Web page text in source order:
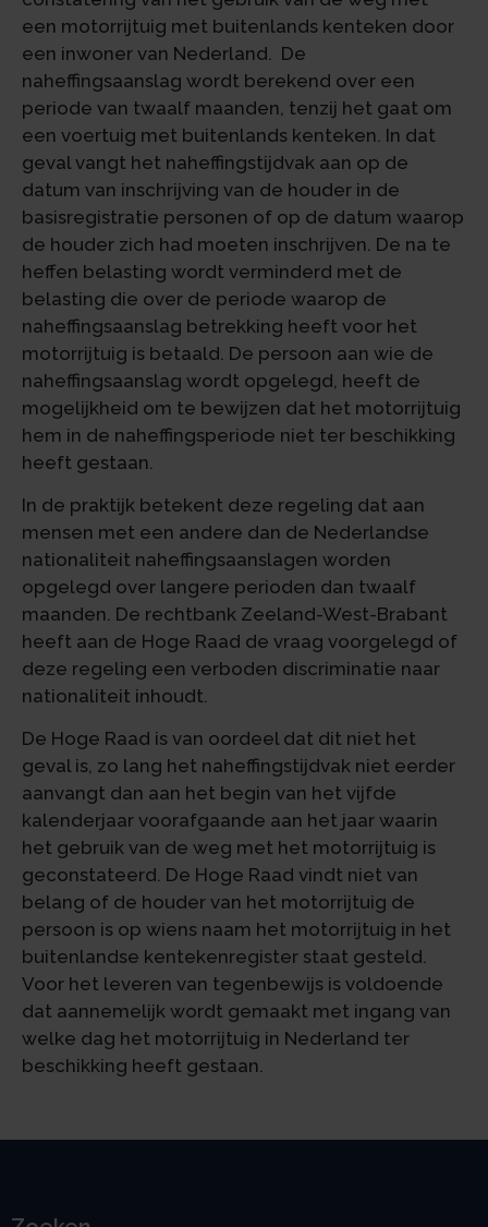
een motorrijtuig met buitenlands kenteken door
een inwoner van Nederland. De
naheffingsaanslag wordt berekend over een
periode van twaalf maanden, tenzij het gaat om
een voertuig met buitenlands kenteken. In dat
geval vangt het naheffingstijdvak aan op de
datum van inschrijving van de houder in de
basisregistratie personen of op de datum waarop
de houder zich had moeten inschrijven. De na te
heffen belasting wordt verminderd met de
belasting die over de periode waarop de
naheffingsaanslag betrekking heeft voor het
motorrijtuig is betaald. De persoon aan wie de
naheffingsaanslag wordt opgelegd, heeft de
mogelijkheid om te bewijzen dat het motorrijtuig
hem in de naheffingsperiode niet ter beschikking
heeft gestaan.
In de praktijk betekent deze regeling dat aan
mensen met een andere dan de Nederlandse
nationaliteit naheffingsaanslagen worden
opgelegd over langere perioden dan twaalf
maanden. De rechtbank Zeeland-West-Brabant
heeft aan de Hoge Raad de vraag voorgelegd of
deze regeling een verboden discriminatie naar
nationaliteit inhoudt.
De Hoge Raad is van oordeel dat dit niet het
geval is, zo lang het naheffingstijdvak niet eerder
aanvangt dan aan het begin van het vijfde
kalenderjaar voorafgaande aan het jaar waarin
het gebruik van de weg met het motorrijtuig is
geconstateerd. De Hoge Raad vindt niet van
belang of de houder van het motorrijtuig de
persoon is op wiens naam het motorrijtuig in het
buitenlandse kentekenregister staat gesteld.
Voor het leveren van tegenbewijs is voldoende
dat aannemelijk wordt gemaakt met ingang van
welke dag het motorrijtuig in Nederland ter
beschikking heeft gestaan.